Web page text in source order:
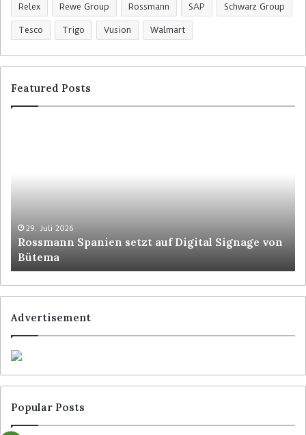
Relex Rewe Group Rossmann SAP Schwarz Group
Tesco Trigo Vusion Walmart
Featured Posts
29. Juli 2026
Rossmann Spanien setzt auf Digital Signage von
Bütema
Advertisement
Popular Posts